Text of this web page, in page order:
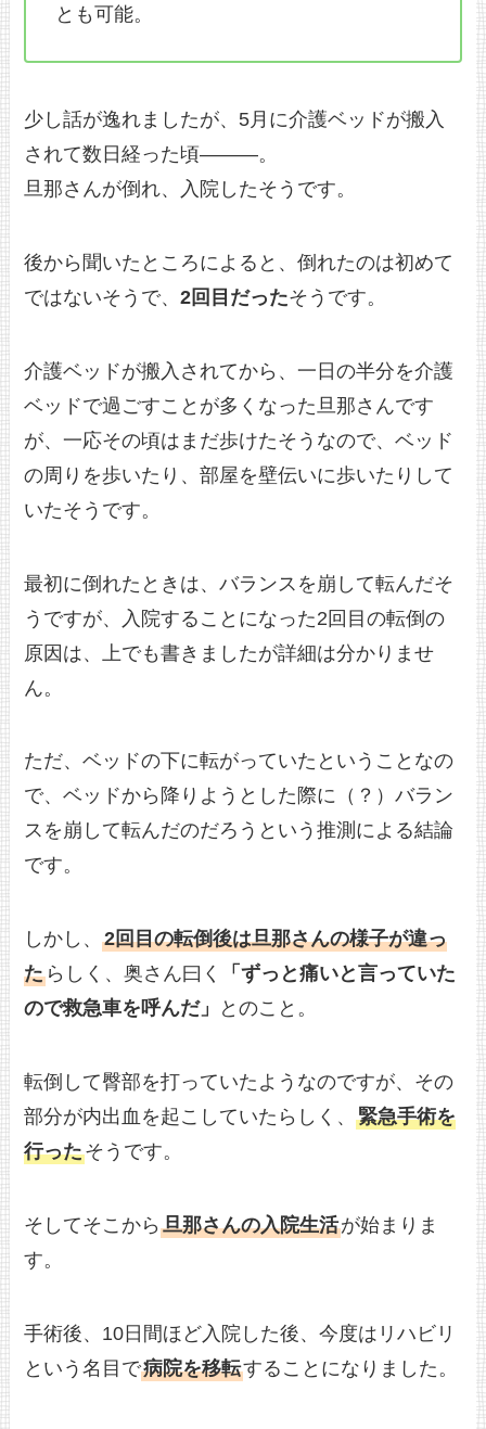
とも可能。
少し話が逸れましたが、5月に介護ベッドが搬入
されて数日経った頃———。
旦那さんが倒れ、入院したそうです。
後から聞いたところによると、倒れたのは初めて
ではないそうで、2回目だったそうです。
介護ベッドが搬入されてから、一日の半分を介護
ベッドで過ごすことが多くなった旦那さんです
が、一応その頃はまだ歩けたそうなので、ベッド
の周りを歩いたり、部屋を壁伝いに歩いたりして
いたそうです。
最初に倒れたときは、バランスを崩して転んだそ
うですが、入院することになった2回目の転倒の
原因は、上でも書きましたが詳細は分かりませ
ん。
ただ、ベッドの下に転がっていたということなの
で、ベッドから降りようとした際に（？）バラン
スを崩して転んだのだろうという推測による結論
です。
しかし、2回目の転倒後は旦那さんの様子が違っ
た らしく、奥さん曰く
「ずっと痛いと言っていた
ので救急車を呼んだ」
とのこと。
転倒して臀部を打っていたようなのですが、その
部分が内出血を起こしていたらしく、緊急手術を
行ったそうです。
そしてそこから旦那さんの入院生活が始まりま
す。
手術後、10日間ほど入院した後、今度はリハビリ
という名目で病院を移転することになりました。